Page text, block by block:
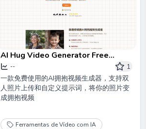
AI Hug Video Generator Free
Version: AI Hug Video Generator
--
1
一款免费使用的AI拥抱视频生成器，支持双
人照片上传和自定义提示词，将你的照片变
成拥抱视频
Ferramentas de Vídeo com IA